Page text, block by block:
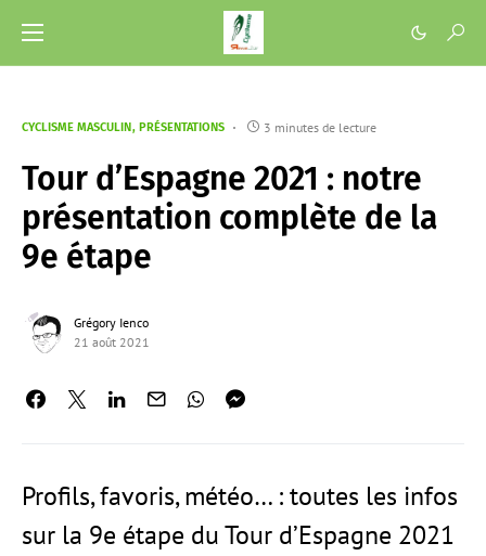
CYCLISME MASCULIN PRÉSENTATIONS 3 minutes de lecture
Tour d’Espagne 2021 : notre
présentation complète de la
9e étape
Grégory Ienco
21 août 2021
Profils, favoris, météo… : toutes les infos
sur la 9e étape du Tour d’Espagne 2021